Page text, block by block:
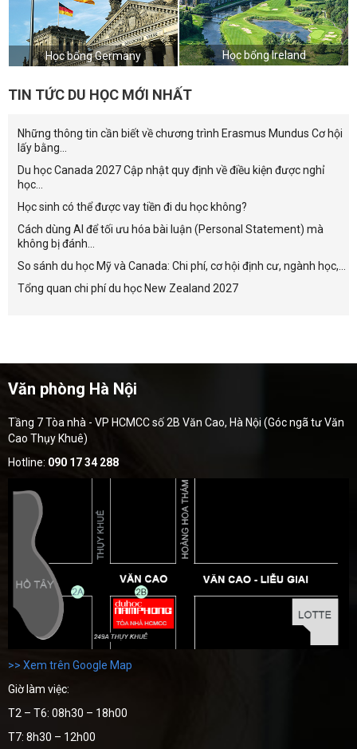
Học bổng Germany Học bổng Ireland
TIN TỨC DU HỌC MỚI NHẤT
Những thông tin cần biết về chương trình Erasmus Mundus Cơ hội
lấy bằng...
Du học Canada 2027 Cập nhật quy định về điều kiện được nghỉ
học...
Học sinh có thể được vay tiền đi du học không?
Cách dùng AI để tối ưu hóa bài luận (Personal Statement) mà
không bị đánh...
So sánh du học Mỹ và Canada: Chi phí, cơ hội định cư, ngành học,...
Tổng quan chi phí du học New Zealand 2027
Văn phòng Hà Nội
Tầng 7 Tòa nhà - VP HCMCC số 2B Văn Cao, Hà Nội (Góc ngã tư Văn
Cao Thụy Khuê)
Hotline: 090 17 34 288
>> Xem trên Google Map
Giờ làm việc:
T2 – T6: 08h30 – 18h00
T7: 8h30 – 12h00